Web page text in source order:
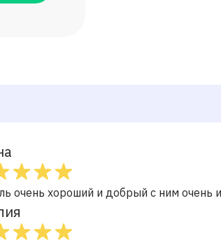
очень хороший и добрый с ним очень